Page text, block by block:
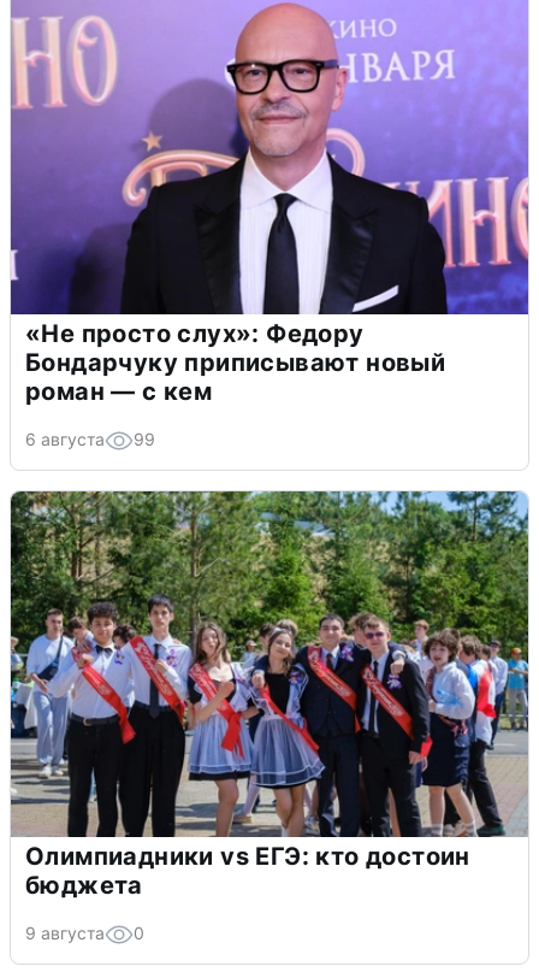
«Не просто слух»: Федору
Бондарчуку приписывают новый
роман — с кем
6 августа 99
Олимпиадники vs ЕГЭ: кто достоин
бюджета
9 августа 0